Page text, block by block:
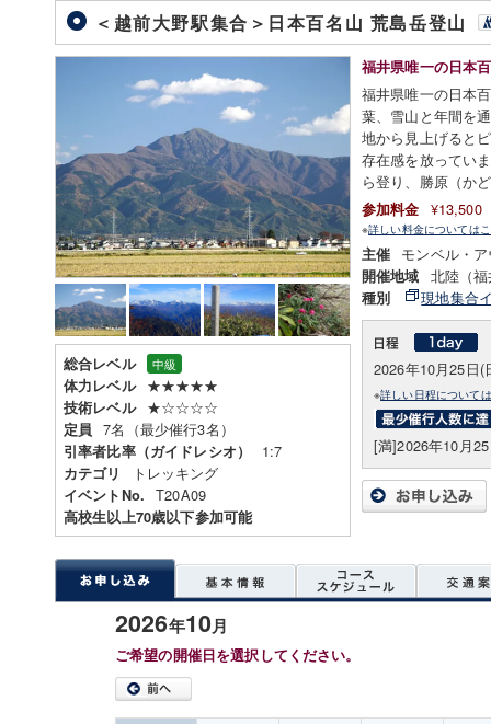
＜越前大野駅集合＞日本百名山 荒島岳登山
総合レベル 中級
体力レベル ★★★★★
技術レベル ★☆☆☆☆
定員 7名（最少催行3名）
引率者比率（ガイドレシオ） 1:7
カテゴリ トレッキング
イベントNo. T20A09
高校生以上70歳以下参加可能
福井県唯一の日本
福井県唯一の日本
葉、雪山と年間を
地から見上げると
存在感を放ってい
ら登り、勝原（か
参加料金 ¥13,500
※詳しい料金については
主催 モンベル・
開催地域 北陸（
種別 現地集合
2026年10月25日(
※詳しい日程について
[満]2026年10月
2026年10月
ご希望の開催日を選択してください。